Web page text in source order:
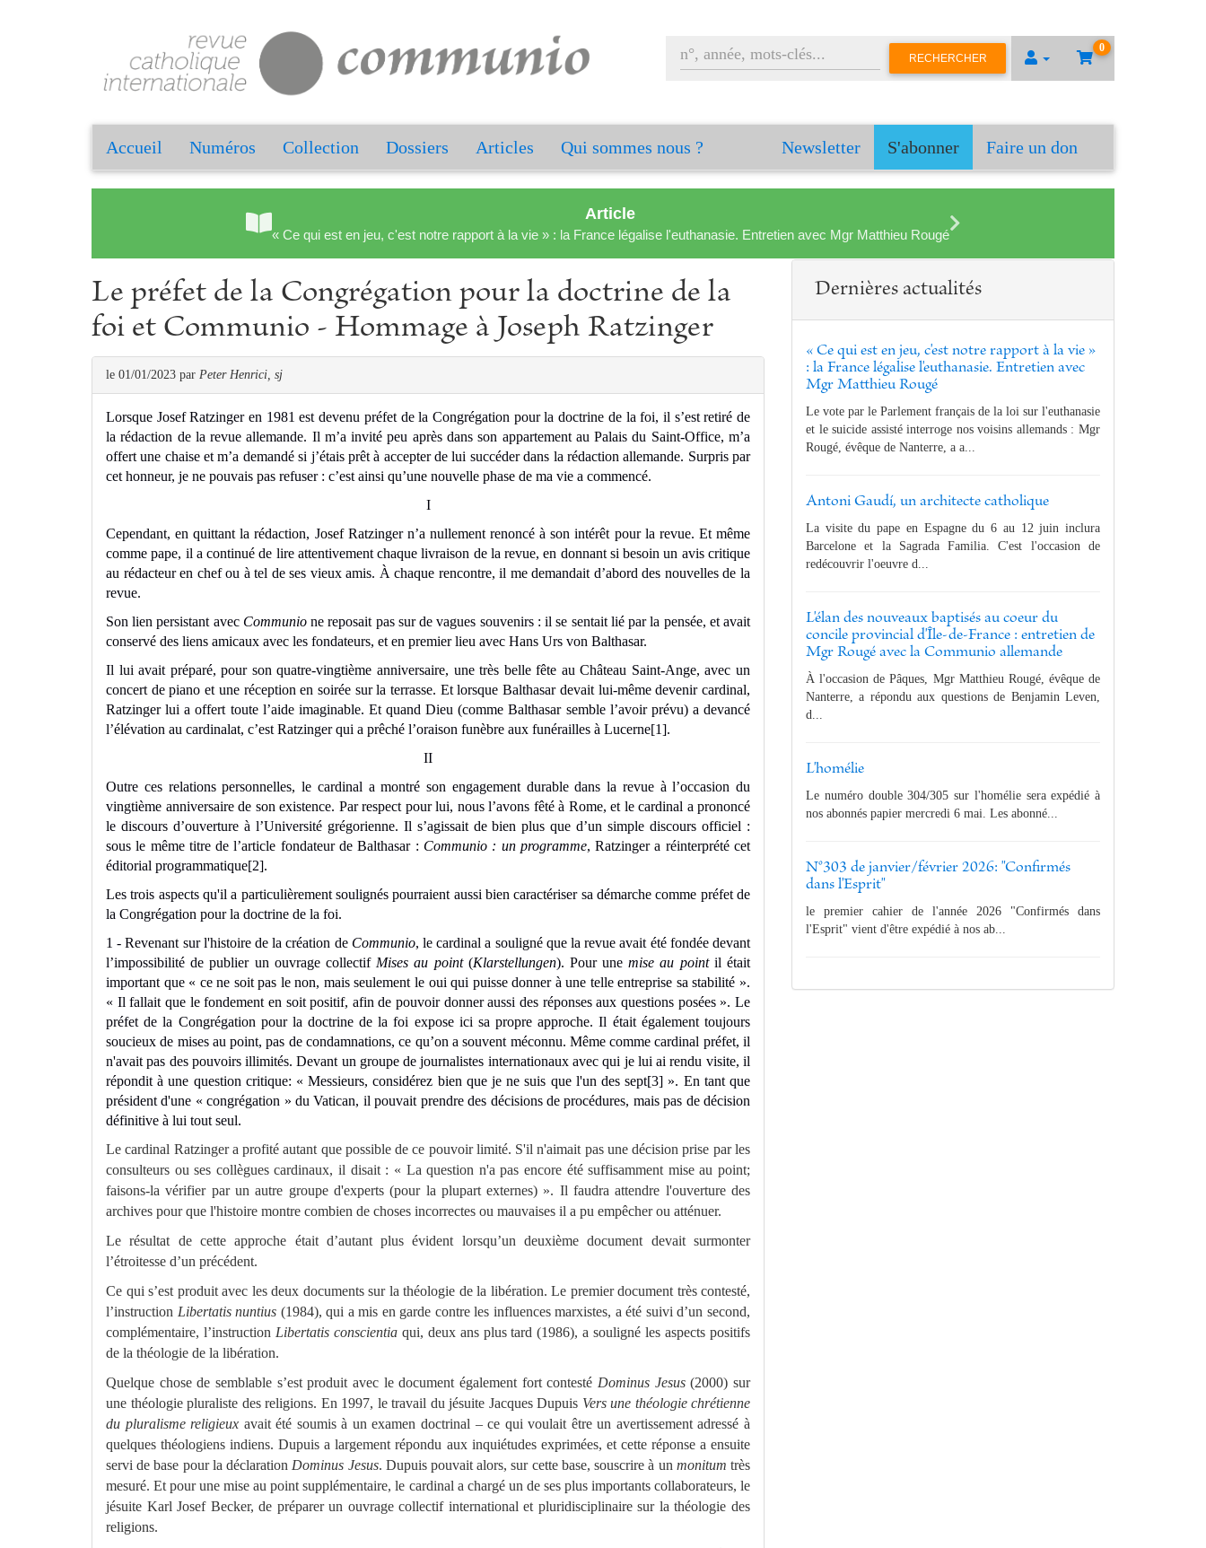
0
RECHERCHER
Accueil Numéros Collection Dossiers Articles Qui sommes nous ? Newsletter S'abonner Faire un don
Article
« Ce qui est en jeu, c'est notre rapport à la vie » : la France légalise l'euthanasie. Entretien avec Mgr Matthieu Rougé
Le préfet de la Congrégation pour la doctrine de la
foi et Communio - Hommage à Joseph Ratzinger
le 01/01/2023 par Peter Henrici, sj
Lorsque Josef Ratzinger en 1981 est devenu préfet de la Congrégation pour la doctrine de la foi, il s’est retiré de
la rédaction de la revue allemande. Il m’a invité peu après dans son appartement au Palais du Saint-Office, m’a
offert une chaise et m’a demandé si j’étais prêt à accepter de lui succéder dans la rédaction allemande. Surpris par
cet honneur, je ne pouvais pas refuser : c’est ainsi qu’une nouvelle phase de ma vie a commencé.
I
Cependant, en quittant la rédaction, Josef Ratzinger n’a nullement renoncé à son intérêt pour la revue. Et même
comme pape, il a continué de lire attentivement chaque livraison de la revue, en donnant si besoin un avis critique
au rédacteur en chef ou à tel de ses vieux amis. À chaque rencontre, il me demandait d’abord des nouvelles de la
revue.
Son lien persistant avec Communione reposait pas sur de vagues souvenirs : il se sentait lié par la pensée, et avait
conservé des liens amicaux avec les fondateurs, et en premier lieu avec Hans Urs von Balthasar.
Il lui avait préparé, pour son quatre-vingtième anniversaire, une très belle fête au Château Saint-Ange, avec un
concert de piano et une réception en soirée sur la terrasse. Et lorsque Balthasar devait lui-même devenir cardinal,
Ratzinger lui a offert toute l’aide imaginable. Et quand Dieu (comme Balthasar semble l’avoir prévu) a devancé
l’élévation au cardinalat, c’est Ratzinger qui a prêché l’oraison funèbre aux funérailles à Lucerne[1].
II
Outre ces relations personnelles, le cardinal a montré son engagement durable dans la revue à l’occasion du
vingtième anniversaire de son existence. Par respect pour lui, nous l’avons fêté à Rome, et le cardinal a prononcé
le discours d’ouverture à l’Université grégorienne. Il s’agissait de bien plus que d’un simple discours officiel :
sous le même titre de l’article fondateur de Balthasar : Communio : un programme, Ratzinger a réinterprété cet
éditorial programmatique[2].
Les trois aspects qu'il a particulièrement soulignés pourraient aussi bien caractériser sa démarche comme préfet de
la Congrégation pour la doctrine de la foi.
1 - Revenant sur l'histoire de la création de Communio, le cardinal a souligné que la revue avait été fondée devant
l’impossibilité de publier un ouvrage collectif Mises au point (Klarstellungen). Pour unemise au pointil était
important que « ce ne soit pas le non, mais seulement le oui qui puisse donner à une telle entreprise sa stabilité ».
« Il fallait que le fondement en soit positif, afin de pouvoir donner aussi des réponses aux questions posées ». Le
préfet de la Congrégation pour la doctrine de la foi expose ici sa propre approche. Il était également toujours
soucieux de mises au point, pas de condamnations, ce qu’on a souvent méconnu. Même comme cardinal préfet, il
n'avait pas des pouvoirs illimités. Devant un groupe de journalistes internationaux avec qui je lui ai rendu visite, il
répondit à une question critique: « Messieurs, considérez bien que je ne suis que l'un des sept[3] ». En tant que
président d'une « congrégation » du Vatican, il pouvait prendre des décisions de procédures, mais pas de décision
définitive à lui tout seul.
Le cardinal Ratzinger a profité autant que possible de ce pouvoir limité. S'il n'aimait pas une décision prise par les
consulteurs ou ses collègues cardinaux, il disait : « La question n'a pas encore été suffisamment mise au point;
faisons-la vérifier par un autre groupe d'experts (pour la plupart externes) ». Il faudra attendre l'ouverture des
archives pour que l'histoire montre combien de choses incorrectes ou mauvaises il a pu empêcher ou atténuer.
Le résultat de cette approche était d’autant plus évident lorsqu’un deuxième document devait surmonter
l’étroitesse d’un précédent.
Ce qui s’est produit avec les deux documents sur la théologie de la libération. Le premier document très contesté,
l’instruction Libertatis nuntius (1984), qui a mis en garde contre les influences marxistes, a été suivi d’un second,
complémentaire, l’instruction Libertatis conscientiaqui, deux ans plus tard (1986), a souligné les aspects positifs
de la théologie de la libération.
Quelque chose de semblable s’est produit avec le document également fort contesté Dominus Jesus(2000) sur
une théologie pluraliste des religions. En 1997, le travail du jésuite Jacques Dupuis Vers une théologie chrétienne
du pluralisme religieux avait été soumis à un examen doctrinal – ce qui voulait être un avertissement adressé à
quelques théologiens indiens. Dupuis a largement répondu aux inquiétudes exprimées, et cette réponse a ensuite
servi de base pour la déclaration Dominus Jesus. Dupuis pouvait alors, sur cette base, souscrire à un monitum très
mesuré. Et pour une mise au point supplémentaire, le cardinal a chargé un de ses plus importants collaborateurs, le
jésuite Karl Josef Becker, de préparer un ouvrage collectif international et pluridisciplinaire sur la théologie des
religions.
Dernières actualités
« Ce qui est en jeu, c'est notre rapport à la vie »
: la France légalise l'euthanasie. Entretien avec
Mgr Matthieu Rougé
Le vote par le Parlement français de la loi sur l'euthanasie
et le suicide assisté interroge nos voisins allemands : Mgr
Rougé, évêque de Nanterre, a a...
Antoni Gaudí, un architecte catholique
La visite du pape en Espagne du 6 au 12 juin inclura
Barcelone et la Sagrada Familia. C'est l'occasion de
redécouvrir l'oeuvre d...
L'élan des nouveaux baptisés au coeur du
concile provincial d'Île-de-France : entretien de
Mgr Rougé avec la Communio allemande
À l'occasion de Pâques, Mgr Matthieu Rougé, évêque de
Nanterre, a répondu aux questions de Benjamin Leven,
d...
L'homélie
Le numéro double 304/305 sur l'homélie sera expédié à
nos abonnés papier mercredi 6 mai. Les abonné...
N°303 de janvier/février 2026: "Confirmés
dans l'Esprit"
le premier cahier de l'année 2026 "Confirmés dans
l'Esprit" vient d'être expédié à nos ab...